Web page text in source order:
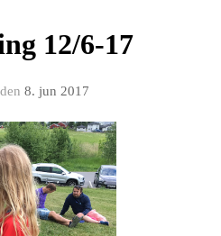
12/6-17
den 8. jun 2017